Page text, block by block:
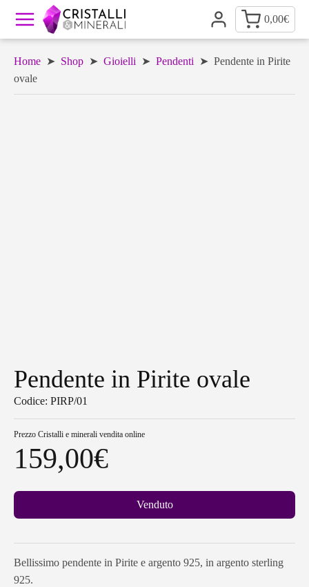
0,00€
Home ➤ Shop ➤ Gioielli ➤ Pendenti ➤ Pendente in Pirite
ovale
Pendente in Pirite ovale
Codice: PIRP/01
Prezzo Cristalli e minerali vendita online
159,00€
Venduto
Bellissimo pendente in Pirite e argento 925, in argento sterling
925.